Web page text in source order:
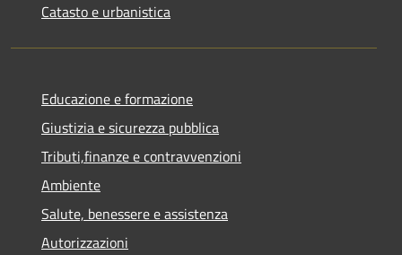
Catasto e urbanistica
Educazione e formazione
Giustizia e sicurezza pubblica
Tributi,finanze e contravvenzioni
Ambiente
Salute, benessere e assistenza
Autorizzazioni